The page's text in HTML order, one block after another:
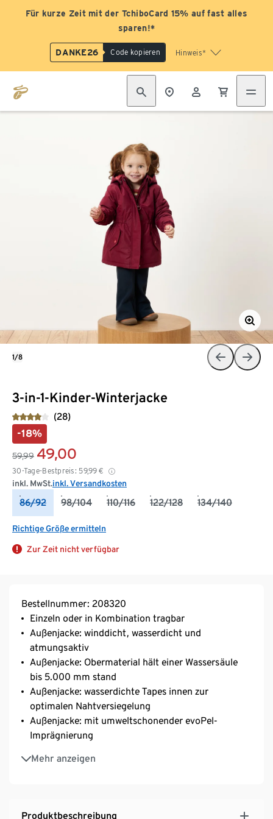
Für kurze Zeit mit der TchiboCard 15% auf fast alles
sparen!*
DANKE26 Code kopieren Hinweis*
3-in-1-Kinder-Winterjacke
(28)
-18%
59,99 49,00
30-Tage-Bestpreis: 59,99 €
inkl. MwSt.inkl. Versandkosten
86/92 98/104 110/116 122/128 134/140
Richtige Größe ermitteln
Zur Zeit nicht verfügbar
1/8
Bestellnummer: 208320
Einzeln oder in Kombination tragbar
Außenjacke: winddicht, wasserdicht und
atmungsaktiv
Außenjacke: Obermaterial hält einer Wassersäule
bis 5.000 mm stand
Außenjacke: wasserdichte Tapes innen zur
optimalen Nahtversiegelung
Außenjacke: mit umweltschonender evoPel-
Imprägnierung
Mehr anzeigen
Außenjacke: 2 Taschen auf der Vorderseite
Außenjacke: abknöpfbare Kapuze
Kinnschutz
Produktbeschreibung